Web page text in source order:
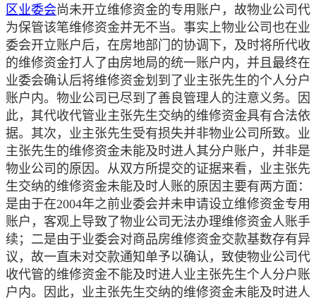
区业委会尚未开立维修资金的专用账户，故物业公司代
为保管该笔维修资金并无不当。事实上物业公司也在业
委会开立账户后，在房地部门的协调下，及时将所代收
的维修资金打人了由房地局的统一账户内，并且最终在
业委会确认后将维修资金划到了业主张先生的个人分户
账户内。物业公司已尽到了善良管理人的注意义务。因
此，其代收代管业主张先生交纳的维修资金具有合法依
据。其次，业主张先生受有损失并非物业公司所致。业
主张先生的维修资金未能及时进人其分户账户，并非是
物业公司的原因。从双方所提交的证据来看，业主张先
生交纳的维修资金未能及时人账的原因主要有两方面：
是由于在2004年之前业委会并未申请设立维修资金专用
账户，客观上导致了物业公司无法办理维修资金人账手
续；二是由于业委会对商品房维修资金交款基数存有异
议，故一直未对交款通知单予以确认，致使物业公司代
收代管的维修资金不能及时进人业主张先生个人分户账
户内。因此，业主张先生交纳的维修资金未能及时进人